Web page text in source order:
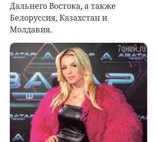
Дальнего Востока, а также
Белоруссия, Казахстан и
Молдавия.